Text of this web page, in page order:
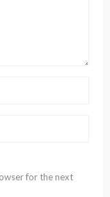
for the next